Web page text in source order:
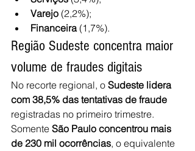
Varejo (2,2%);
Financeira (1,7%).
Região Sudeste concentra maior
volume de fraudes digitais
No recorte regional, o Sudeste lidera
com 38,5% das tentativas de fraude
registradas no primeiro trimestre.
Somente São Paulo concentrou mais
de 230 mil ocorrências, o equivalente